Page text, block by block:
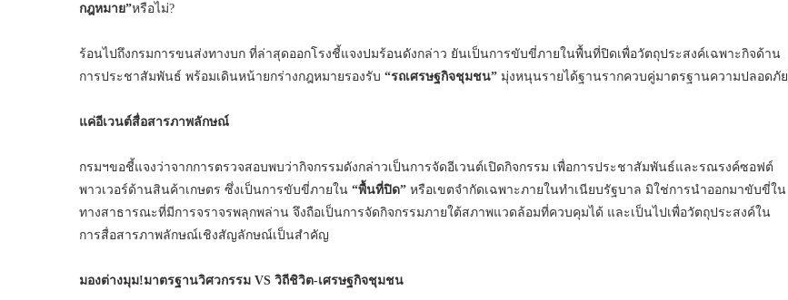
กฎหมาย”หรือไม่?
ร้อนไปถึงกรมการขนส่งทางบก ที่ล่าสุดออกโรงชี้แจงปมร้อนดังกล่าว ยันเป็นการขับขี่ภายในพื้นที่ปิดเพื่อวัตถุประสงค์เฉพาะกิจด้าน
การประชาสัมพันธ์ พร้อมเดินหน้ายกร่างกฎหมายรองรับ “รถเศรษฐกิจชุมชน” มุ่งหนุนรายได้ฐานรากควบคู่มาตรฐานความปลอดภัย
แค่อีเวนต์สื่อสารภาพลักษณ์
กรมฯขอชี้แจงว่าจากการตรวจสอบพบว่ากิจกรรมดังกล่าวเป็นการจัดอีเวนต์เปิดกิจกรรม เพื่อการประชาสัมพันธ์และรณรงค์ซอฟต์
พาวเวอร์ด้านสินค้าเกษตร ซึ่งเป็นการขับขี่ภายใน “พื้นที่ปิด” หรือเขตจำกัดเฉพาะภายในทำเนียบรัฐบาล มิใช่การนำออกมาขับขี่ใน
ทางสาธารณะที่มีการจราจรพลุกพล่าน จึงถือเป็นการจัดกิจกรรมภายใต้สภาพแวดล้อมที่ควบคุมได้ และเป็นไปเพื่อวัตถุประสงค์ใน
การสื่อสารภาพลักษณ์เชิงสัญลักษณ์เป็นสำคัญ
มองต่างมุม!มาตรฐานวิศวกรรม VS วิถีชิวิต-เศรษฐกิจชุมชน